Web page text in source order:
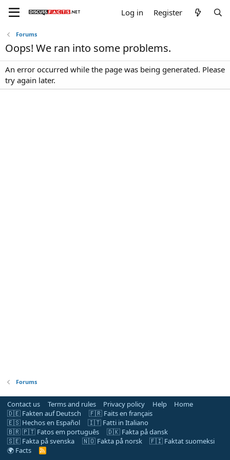
Log in Register
Forums
Oops! We ran into some problems.
An error occurred while the page was being generated. Please
try again later.
Forums
Contact us Terms and rules Privacy policy Help
Home
🇩🇪 Fakten auf Deutsch
🇫🇷 Faits en français
🇪🇸 Hechos en Español
🇮🇹 Fatti in Italiano
🇧🇷 🇵🇹 Fatos em português
🇩🇰 Fakta på dansk
🇸🇪 Fakta på svenska
🇳🇴 Fakta på norsk
🇫🇮 Faktat suomeksi
🌍 Facts
R